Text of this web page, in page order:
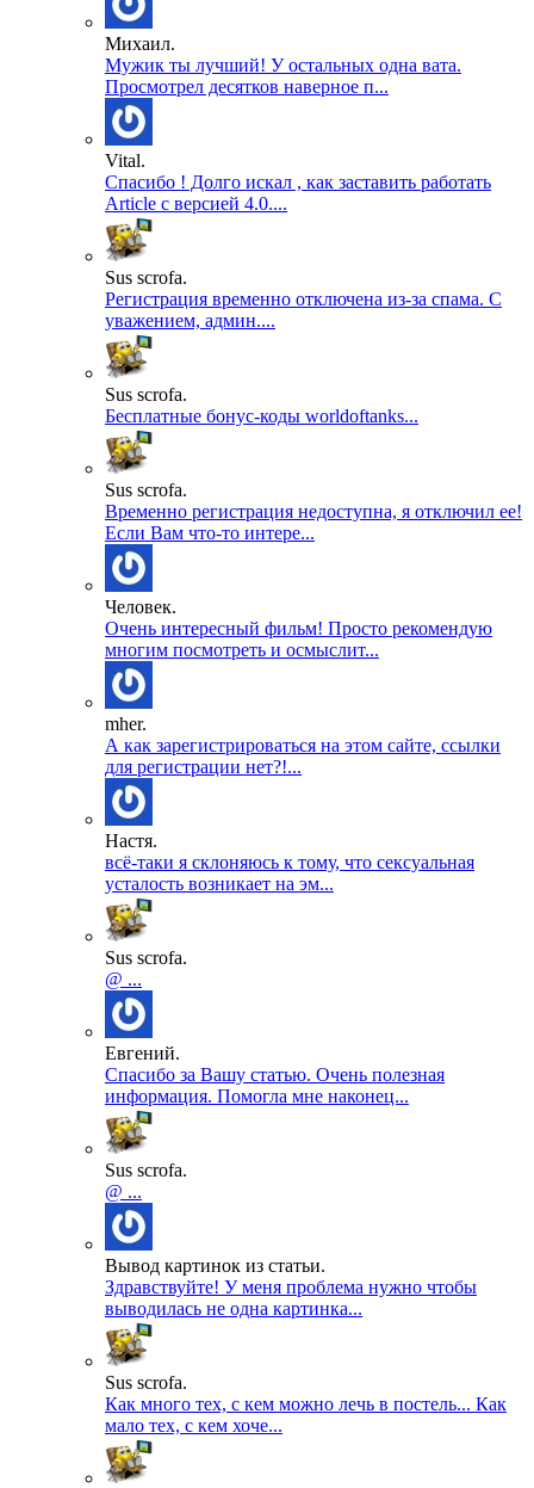
Михаил.
Мужик ты лучший! У остальных одна вата.
Просмотрел десятков наверное п...
Vital.
Спасибо ! Долго искал , как заставить работать
Article с версией 4.0....
Sus scrofa.
Регистрация временно отключена из-за спама. С
уважением, админ....
Sus scrofa.
Бесплатные бонус-коды worldoftanks...
Sus scrofa.
Временно регистрация недоступна, я отключил ее!
Если Вам что-то интере...
Человек.
Очень интересный фильм! Просто рекомендую
многим посмотреть и осмыслит...
mher.
А как зарегистрироваться на этом сайте, ссылки
для регистрации нет?!...
Настя.
всё-таки я склоняюсь к тому, что сексуальная
усталость возникает на эм...
Sus scrofa.
@ ...
Евгений.
Спасибо за Вашу статью. Очень полезная
информация. Помогла мне наконец...
Sus scrofa.
@ ...
Вывод картинок из статьи.
Здравствуйте! У меня проблема нужно чтобы
выводилась не одна картинка...
Sus scrofa.
Как много тех, с кем можно лечь в постель... Как
мало тех, с кем хоче...